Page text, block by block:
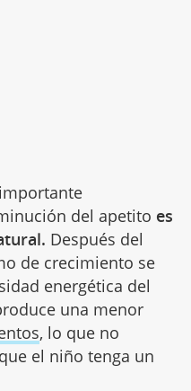
del apetito es
Después del
de crecimiento se
energética del
una menor
, lo que no
el niño tenga un